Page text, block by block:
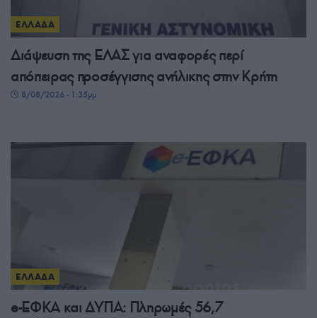
ΕΛΛΑΔΑ
Διάψευση της ΕΛΑΣ για αναφορές περί
απόπειρας προσέγγισης ανήλικης στην Κρήτη
8/08/2026 - 1:35μμ
ΕΛΛΑΔΑ
e-ΕΦΚΑ και ΔΥΠΑ: Πληρωμές 56,7